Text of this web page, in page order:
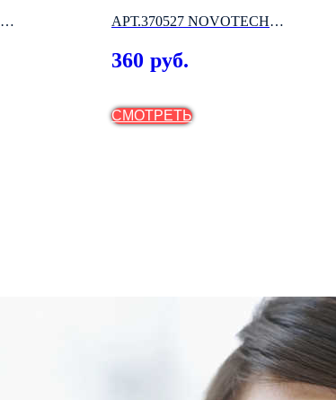
АРТ.370527 NOVOTECH
(ВЕНГРИЯ)
360 руб.
СМОТРЕТЬ